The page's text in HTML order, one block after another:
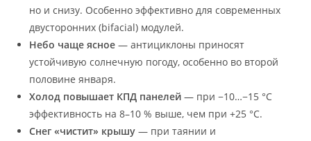
но и снизу. Особенно эффективно для современных
двусторонних (bifacial) модулей.
Небо чаще ясное — антициклоны приносят
устойчивую солнечную погоду, особенно во второй
половине января.
Холод повышает КПД панелей — при −10…−15 °C
эффективность на 8–10 % выше, чем при +25 °C.
Снег «чистит» крышу — при таянии и